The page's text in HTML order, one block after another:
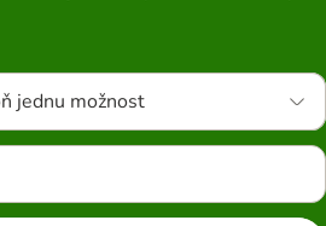
jednu možnost